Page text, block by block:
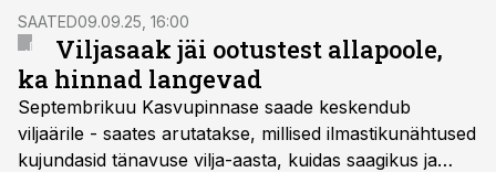
kõige olulisem seista põllumehe kõrval ja aidata tal
raskused üle elada.
SAATED09.09.25, 16:00
Viljasaak jäi ootustest allapoole,
ka hinnad langevad
Septembrikuu Kasvupinnase saade keskendub
viljaärile - saates arutatakse, millised ilmastikunähtused
kujundasid tänavuse vilja-aasta, kuidas saagikus ja